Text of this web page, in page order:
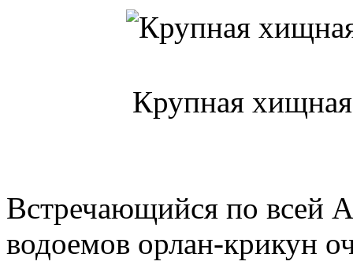
Крупная
Встречающийся по всей
водоемов орлан-крикун